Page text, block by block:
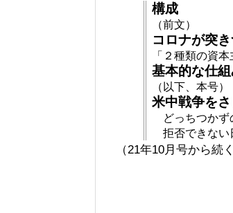
構成
（前文）
コロナが突
「２種類の資本
基本的な仕
（以下、本号）
米中戦争を
どっちつかず
拒否できない
（21年10月号から続く